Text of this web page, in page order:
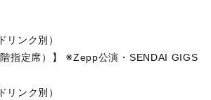
ンク別）
階指定席）】 ※Zepp公演・SENDAI GIGS
ンク別）